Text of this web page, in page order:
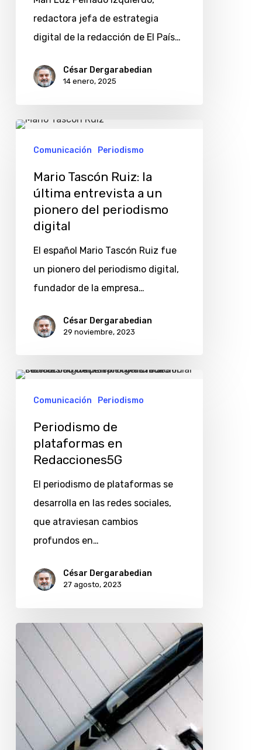
redactora jefa de estrategia
digital de la redacción de El País…
César Dergarabedian
14 enero, 2025
Mario
Tascón
última
entrevista
periodismo
digital
Comunicación Periodismo
Mario Tascón Ruiz: la
última entrevista a un
pionero del periodismo
digital
El español Mario Tascón Ruiz fue
un pionero del periodismo digital,
fundador de la empresa…
César Dergarabedian
29 noviembre, 2023
Periodismo
Redacciones5G
Comunicación Periodismo
Periodismo de
plataformas en
Redacciones5G
El periodismo de plataformas se
desarrolla en las redes sociales,
que atraviesan cambios
profundos en…
César Dergarabedian
27 agosto, 2023
Clases
gratis
sobre
liderazgo
innovador
para
medios